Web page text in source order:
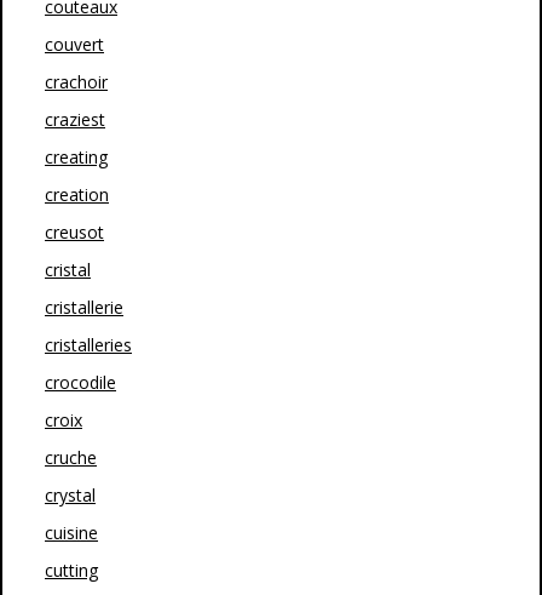
couteaux
couvert
crachoir
craziest
creating
creation
creusot
cristal
cristallerie
cristalleries
crocodile
croix
cruche
crystal
cuisine
cutting